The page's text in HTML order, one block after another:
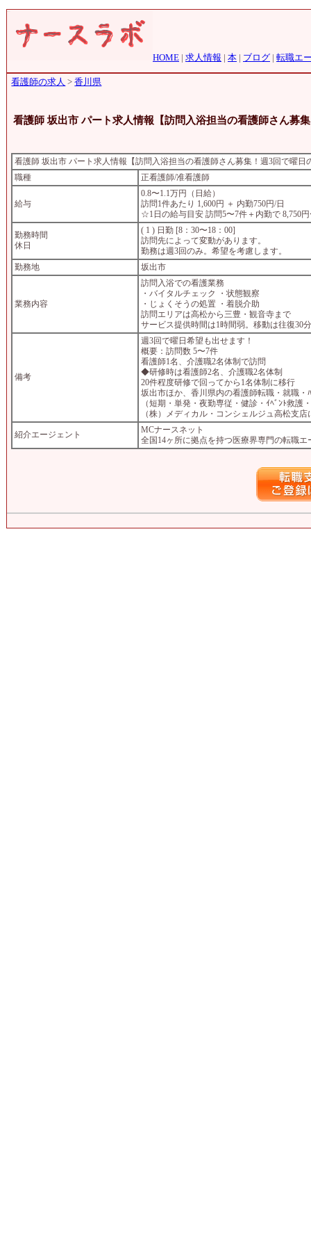
HOME | 求人情報 | 本 | ブログ | 転職エ
看護師の求人 >香川県
看護師 坂出市 パート求人情報【訪問入浴担当の看護師さん募
看護師 坂出市 パート求人情報【訪問入浴担当の看護師さん募集！週3回で曜日
職種
正看護師/准看護師
給与
0.8〜1.1万円（日給）
訪問1件あたり 1,600円 ＋ 内勤750円/日
☆1日の給与目安 訪問5〜7件＋内勤で 8,750円
勤務時間
休日
( 1 ) 日勤 [8：30〜18：00]
訪問先によって変動があります。
勤務は週3回のみ。希望を考慮します。
勤務地
坂出市
業務内容
訪問入浴での看護業務
・バイタルチェック ・状態観察
・じょくそうの処置 ・着脱介助
訪問エリアは高松から三豊・観音寺まで
サービス提供時間は1時間弱。移動は往復30
備考
週3回で曜日希望も出せます！
概要：訪問数 5〜7件
看護師1名、介護職2名体制で訪問
◆研修時は看護師2名、介護職2名体制
20件程度研修で回ってから1名体制に移行
坂出市ほか、香川県内の看護師転職・就職・
（短期・単発・夜勤専従・健診・ｲﾍﾞﾝﾄ救護
（株）メディカル・コンシェルジュ高松支
紹介エージェント
MCナースネット
全国14ヶ所に拠点を持つ医療界専門の転職エ